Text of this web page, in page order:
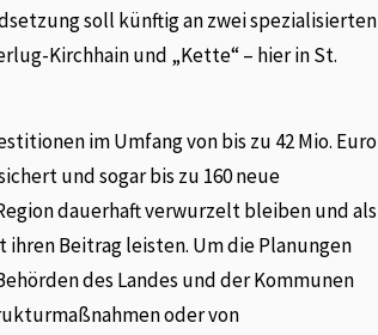
soll künftig an zwei spezialisierten
Kirchhain und „Kette“ – hier in St.
im Umfang von bis zu 42 Mio. Euro
und sogar bis zu 160 neue
dauerhaft verwurzelt bleiben und als
ihren Beitrag leisten. Um die Planungen
des Landes und der Kommunen
oder von